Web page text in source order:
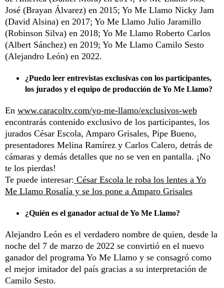
José (Brayan Álvarez) en 2015; Yo Me Llamo Nicky Jam
(David Alsina) en 2017; Yo Me Llamo Julio Jaramillo
(Robinson Silva) en 2018; Yo Me Llamo Roberto Carlos
(Albert Sánchez) en 2019; Yo Me Llamo Camilo Sesto
(Alejandro León) en 2022.
¿Puedo leer entrevistas exclusivas con los participantes,
los jurados y el equipo de producción de Yo Me Llamo?
En www.caracoltv.com/yo-me-llamo/exclusivos-web
encontrarás contenido exclusivo de los participantes, los
jurados César Escola, Amparo Grisales, Pipe Bueno,
presentadores Melina Ramírez y Carlos Calero, detrás de
cámaras y demás detalles que no se ven en pantalla. ¡No
te los pierdas!
Te puede interesar: César Escola le roba los lentes a Yo
Me Llamo Rosalía y se los pone a Amparo Grisales
¿Quién es el ganador actual de Yo Me Llamo?
Alejandro León es el verdadero nombre de quien, desde la
noche del 7 de marzo de 2022 se convirtió en el nuevo
ganador del programa Yo Me Llamo y se consagró como
el mejor imitador del país gracias a su interpretación de
Camilo Sesto.